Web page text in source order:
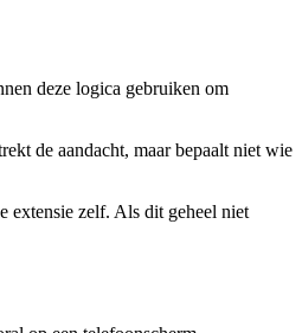
deze logica gebruiken om
de aandacht, maar bepaalt niet wie
extensie zelf. Als dit geheel niet